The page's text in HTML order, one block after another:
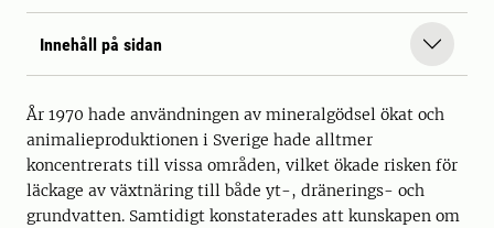
Innehåll på sidan
År 1970 hade användningen av mineralgödsel ökat och
animalieproduktionen i Sverige hade alltmer
koncentrerats till vissa områden, vilket ökade risken för
läckage av växtnäring till både yt-, dränerings- och
grundvatten. Samtidigt konstaterades att kunskapen om